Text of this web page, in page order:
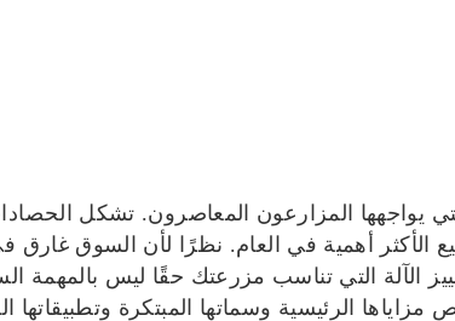
يواجهها المزارعون المعاصرون. تشكل
أهمية في العام. نظرًا لأن السوق غارق في
الآلة التي تناسب مزرعتك حقًا ليس
أفضل 5 حصادات لعام 2025، مع فحص مزاياها الرئيسية وسماتها